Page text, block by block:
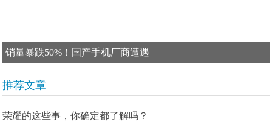
销量暴跌50%！国产手机厂商遭遇
推荐文章
荣耀的这些事，你确定都了解吗？